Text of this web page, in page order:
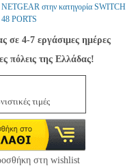
NETGEAR στην κατηγορία SWITCH
48 PORTS
σε 4-7 εργάσιμες ημέρες
πόλεις της Ελλάδας!
τιμές
στη wishlist